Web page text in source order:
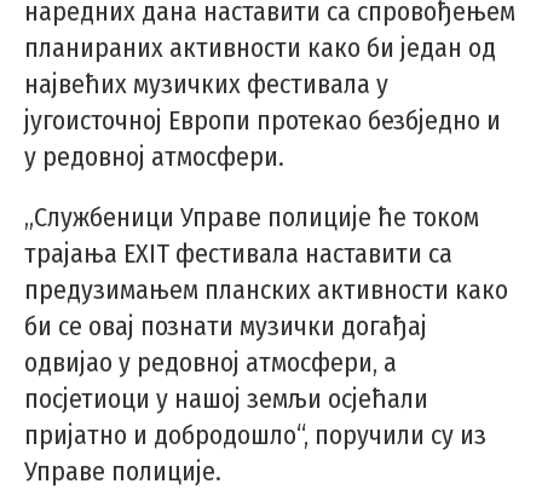
наредних дана наставити са спровођењем
планираних активности како би један од
највећих музичких фестивала у
југоисточној Европи протекао безбједно и
у редовној атмосфери.
„Службеници Управе полиције ће током
трајања EXIT фестивала наставити са
предузимањем планских активности како
би се овај познати музички догађај
одвијао у редовној атмосфери, а
посјетиоци у нашој земљи осјећали
пријатно и добродошло“, поручили су из
Управе полиције.